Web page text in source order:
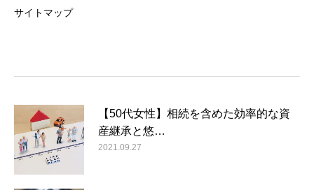
サイトマップ
【50代女性】相続を含めた効率的な資
産継承と悠…
2021.09.27